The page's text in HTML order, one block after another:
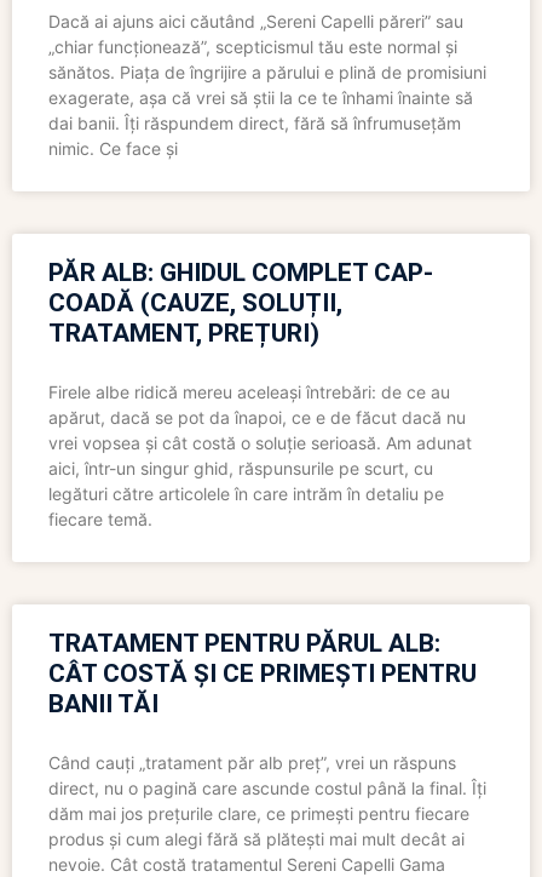
Dacă ai ajuns aici căutând „Sereni Capelli păreri” sau
„chiar funcționează”, scepticismul tău este normal și
sănătos. Piața de îngrijire a părului e plină de promisiuni
exagerate, așa că vrei să știi la ce te înhami înainte să
dai banii. Îți răspundem direct, fără să înfrumusețăm
nimic. Ce face și
PĂR ALB: GHIDUL COMPLET CAP-
COADĂ (CAUZE, SOLUȚII,
TRATAMENT, PREȚURI)
Firele albe ridică mereu aceleași întrebări: de ce au
apărut, dacă se pot da înapoi, ce e de făcut dacă nu
vrei vopsea și cât costă o soluție serioasă. Am adunat
aici, într-un singur ghid, răspunsurile pe scurt, cu
legături către articolele în care intrăm în detaliu pe
fiecare temă.
TRATAMENT PENTRU PĂRUL ALB:
CÂT COSTĂ ȘI CE PRIMEȘTI PENTRU
BANII TĂI
Când cauți „tratament păr alb preț”, vrei un răspuns
direct, nu o pagină care ascunde costul până la final. Îți
dăm mai jos prețurile clare, ce primești pentru fiecare
produs și cum alegi fără să plătești mai mult decât ai
nevoie. Cât costă tratamentul Sereni Capelli Gama